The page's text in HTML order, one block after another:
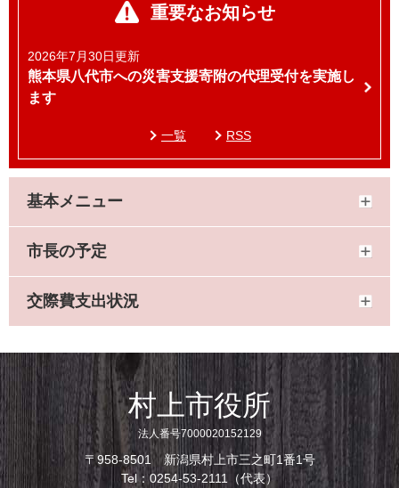
重要なお知らせ
2026年7月30日更新
熊本県八代市への災害支援寄附の代理受付を実施し
ます
一覧 RSS
基本メニュー
市長の予定
交際費支出状況
村上市役所
法人番号7000020152129
〒958-8501 新潟県村上市三之町1番1号
Tel：0254-53-2111（代表）